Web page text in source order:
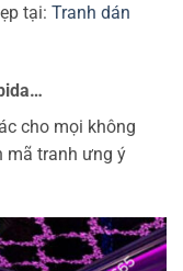
tại: Tranh dán
cho mọi không
mã tranh ưng ý